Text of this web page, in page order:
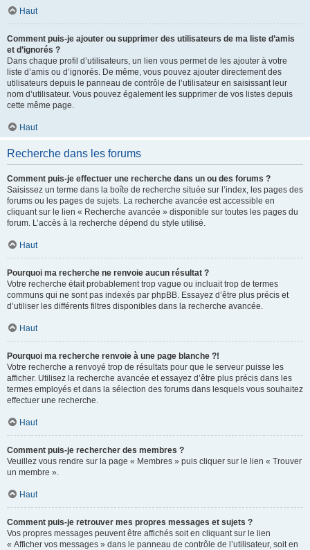
Haut
Comment puis-je ajouter ou supprimer des utilisateurs de ma liste d’amis
et d’ignorés ?
Dans chaque profil d’utilisateurs, un lien vous permet de les ajouter à votre
liste d’amis ou d’ignorés. De même, vous pouvez ajouter directement des
utilisateurs depuis le panneau de contrôle de l’utilisateur en saisissant leur
nom d’utilisateur. Vous pouvez également les supprimer de vos listes depuis
cette même page.
Haut
Recherche dans les forums
Comment puis-je effectuer une recherche dans un ou des forums ?
Saisissez un terme dans la boîte de recherche située sur l’index, les pages des
forums ou les pages de sujets. La recherche avancée est accessible en
cliquant sur le lien « Recherche avancée » disponible sur toutes les pages du
forum. L’accès à la recherche dépend du style utilisé.
Haut
Pourquoi ma recherche ne renvoie aucun résultat ?
Votre recherche était probablement trop vague ou incluait trop de termes
communs qui ne sont pas indexés par phpBB. Essayez d’être plus précis et
d’utiliser les différents filtres disponibles dans la recherche avancée.
Haut
Pourquoi ma recherche renvoie à une page blanche ?!
Votre recherche a renvoyé trop de résultats pour que le serveur puisse les
afficher. Utilisez la recherche avancée et essayez d’être plus précis dans les
termes employés et dans la sélection des forums dans lesquels vous souhaitez
effectuer une recherche.
Haut
Comment puis-je rechercher des membres ?
Veuillez vous rendre sur la page « Membres » puis cliquer sur le lien « Trouver
un membre ».
Haut
Comment puis-je retrouver mes propres messages et sujets ?
Vos propres messages peuvent être affichés soit en cliquant sur le lien
« Afficher vos messages » dans le panneau de contrôle de l’utilisateur, soit en